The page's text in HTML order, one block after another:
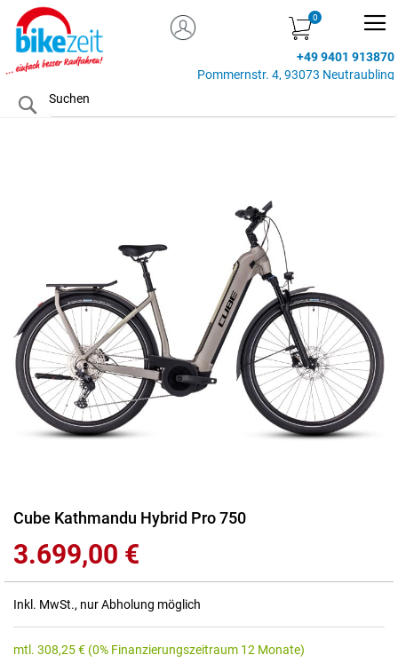
MEIN KONTO
+49 9401 913870
Pommernstr. 4, 93073 Neutraubling
Search
Zum
der
Bildgalerie
springen
Cube Kathmandu Hybrid Pro 750
3.699,00 €
Inkl. MwSt., nur Abholung möglich
mtl. 308,25€ (0% Finanzierungszeitraum 12 Monate)